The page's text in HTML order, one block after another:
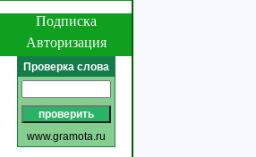
Подписка
Авторизация
Проверка слова
www.gramota.ru